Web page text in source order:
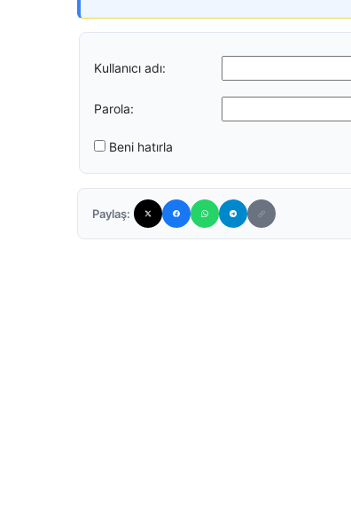
Kullanıcı adı:
Parola:
Beni hatırla
Paylaş: